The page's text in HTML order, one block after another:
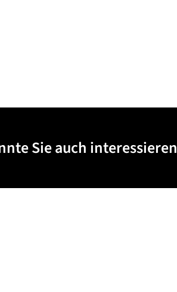
Sie auch interessieren